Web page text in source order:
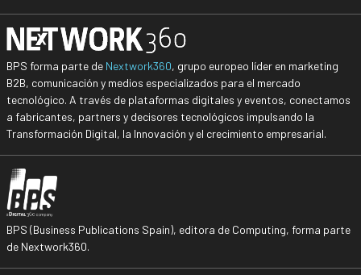
BPS forma parte de Nextwork360, grupo europeo líder en marketing
B2B, comunicación y medios especializados para el mercado
tecnológico. A través de plataformas digitales y eventos, conectamos
a fabricantes, partners y decisores tecnológicos impulsando la
Transformación Digital, la Innovación y el crecimiento empresarial.
BPS (Business Publications Spain), editora de Computing, forma parte
de Nextwork360.